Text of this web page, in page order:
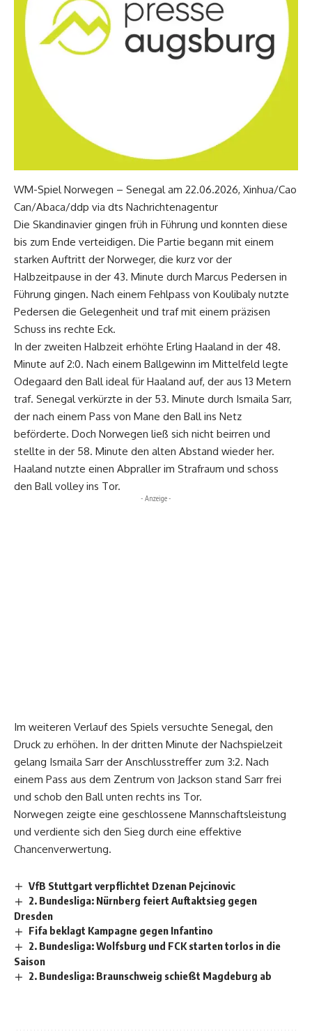
WM-Spiel Norwegen – Senegal am 22.06.2026, Xinhua/Cao
Can/Abaca/ddp via dts Nachrichtenagentur
Die Skandinavier gingen früh in Führung und konnten diese
bis zum Ende verteidigen. Die Partie begann mit einem
starken Auftritt der Norweger, die kurz vor der
Halbzeitpause in der 43. Minute durch Marcus Pedersen in
Führung gingen. Nach einem Fehlpass von Koulibaly nutzte
Pedersen die Gelegenheit und traf mit einem präzisen
Schuss ins rechte Eck.
In der zweiten Halbzeit erhöhte Erling Haaland in der 48.
Minute auf 2:0. Nach einem Ballgewinn im Mittelfeld legte
Odegaard den Ball ideal für Haaland auf, der aus 13 Metern
traf. Senegal verkürzte in der 53. Minute durch Ismaila Sarr,
der nach einem Pass von Mane den Ball ins Netz
beförderte. Doch Norwegen ließ sich nicht beirren und
stellte in der 58. Minute den alten Abstand wieder her.
Haaland nutzte einen Abpraller im Strafraum und schoss
den Ball volley ins Tor.
- Anzeige -
Im weiteren Verlauf des Spiels versuchte Senegal, den
Druck zu erhöhen. In der dritten Minute der Nachspielzeit
gelang Ismaila Sarr der Anschlusstreffer zum 3:2. Nach
einem Pass aus dem Zentrum von Jackson stand Sarr frei
und schob den Ball unten rechts ins Tor.
Norwegen zeigte eine geschlossene Mannschaftsleistung
und verdiente sich den Sieg durch eine effektive
Chancenverwertung.
VfB Stuttgart verpflichtet Dzenan Pejcinovic
2. Bundesliga: Nürnberg feiert Auftaktsieg gegen
Dresden
Fifa beklagt Kampagne gegen Infantino
2. Bundesliga: Wolfsburg und FCK starten torlos in die
Saison
2. Bundesliga: Braunschweig schießt Magdeburg ab